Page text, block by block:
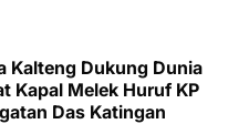
Kalteng Dukung Dunia
Kapal Melek Huruf KP
Das Katingan